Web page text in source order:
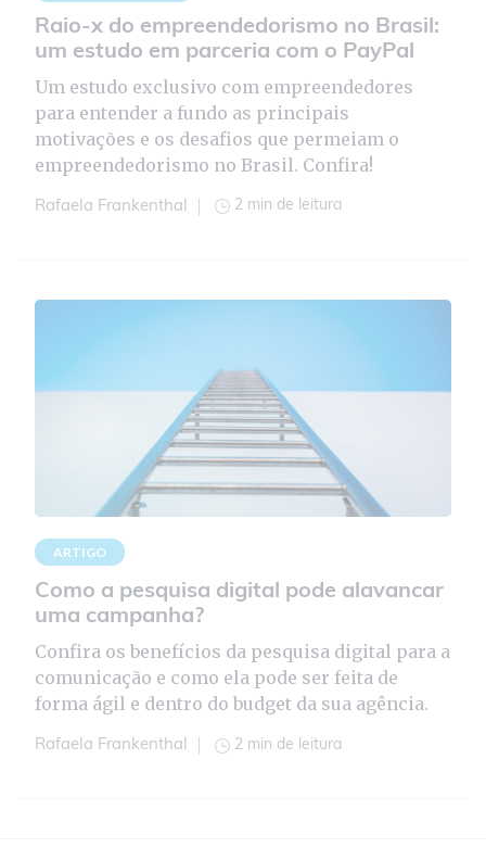
Raio-x do empreendedorismo no Brasil:
um estudo em parceria com o PayPal
Um estudo exclusivo com empreendedores
para entender a fundo as principais
motivações e os desafios que permeiam o
empreendedorismo no Brasil. Confira!
Rafaela Frankenthal 2 min de leitura
ARTIGO
Como a pesquisa digital pode alavancar
uma campanha?
Confira os benefícios da pesquisa digital para a
comunicação e como ela pode ser feita de
forma ágil e dentro do budget da sua agência.
Rafaela Frankenthal 2 min de leitura